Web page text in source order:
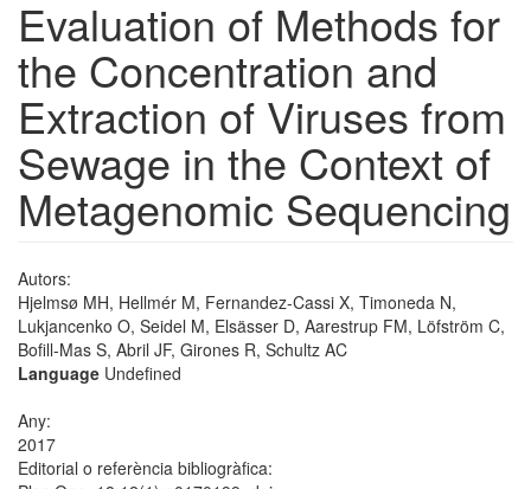
Evaluation of Methods for
the Concentration and
Extraction of Viruses from
Sewage in the Context of
Metagenomic Sequencing
Autors:
Hjelmsø MH, Hellmér M, Fernandez-Cassi X, Timoneda N,
Lukjancenko O, Seidel M, Elsässer D, Aarestrup FM, Löfström C,
Bofill-Mas S, Abril JF, Girones R, Schultz AC
Language Undefined
Any:
2017
Editorial o referència bibliogràfica: